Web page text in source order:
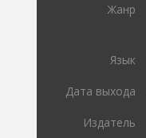
Жанр
Язык
Дата выхода
Издатель